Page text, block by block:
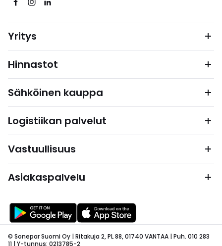
Yritys
Hinnastot
Sähköinen kauppa
Logistiikan palvelut
Vastuullisuus
Asiakaspalvelu
© Sonepar Suomi Oy | Ritakuja 2, PL 88, 01740 VANTAA | Puh. 010 283
11 | Y-tunnus: 0213785-2